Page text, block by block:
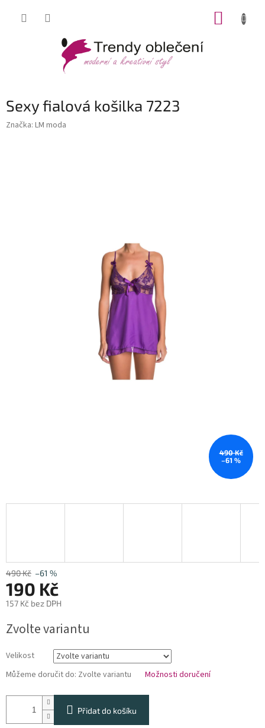
Sexy fialová košilka 7223
Značka: LM moda
490 Kč
–61 %
490 Kč –61 %
190 Kč
157 Kč bez DPH
cena:
Zvolte variantu
Velikost
Můžeme doručit do: Zvolte variantu Možnosti doručení
Přidat do košíku